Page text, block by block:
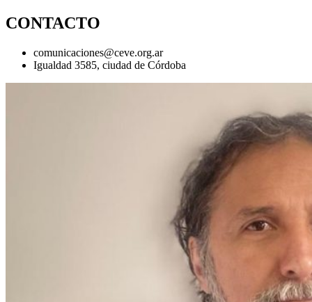
CONTACTO
comunicaciones@ceve.org.ar
Igualdad 3585, ciudad de Córdoba